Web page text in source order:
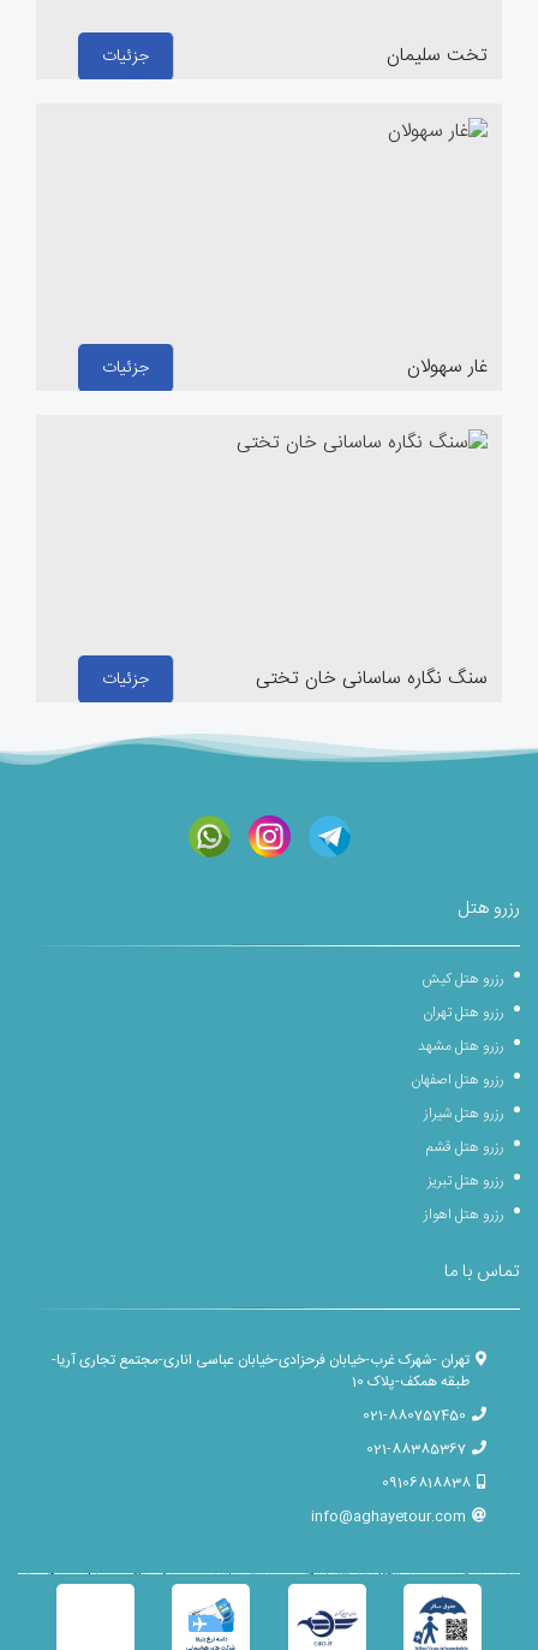
تخت سلیمان جزئیات
غار سهولان جزئیات
سنگ نگاره ساسانی خان تختی جزئیات
رزرو هتل
رزرو هتل کیش
رزرو هتل تهران
رزرو هتل مشهد
رزرو هتل اصفهان
رزرو هتل شیراز
رزرو هتل قشم
رزرو هتل تبریز
رزرو هتل اهواز
تماس با ما
تهران -شهرک غرب-خیابان فرحزادی-خیابان عباسی اناری-مجتمع تجاری آریا-
طبقه همکف-پلاک 10
021-880757450
021-88385367
09106818838
info@aghayetour.com